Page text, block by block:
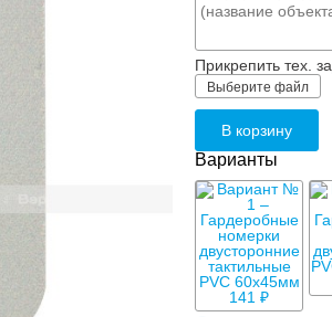
Прикрепить тех.
Выберите файл
В корзину
Варианты
141 ₽